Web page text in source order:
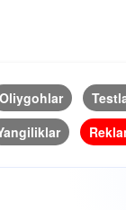
Oliygohlar